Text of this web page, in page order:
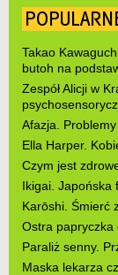
Takao
butoh na
Zespół Alicji w
Afazja.
Ella Harper.
Czym jest
Ikigai. Japońska
Karōshi. Śmierć
Ostra papryczka
Paraliż senny.
Maska lekarza